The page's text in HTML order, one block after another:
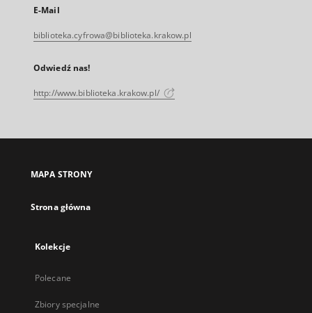
E-Mail
biblioteka.cyfrowa@biblioteka.krakow.pl
Odwiedź nas!
http://www.biblioteka.krakow.pl/
MAPA STRONY
Strona główna
Kolekcje
Polecane
Zbiory specjalne